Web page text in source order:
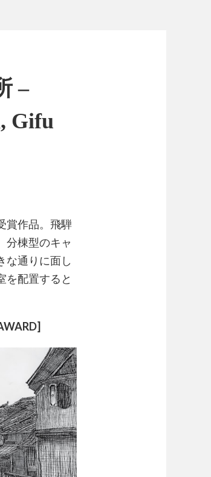
–
Gifu
賞作品。飛騨
分棟型のキャ
な通りに面し
を配置すると